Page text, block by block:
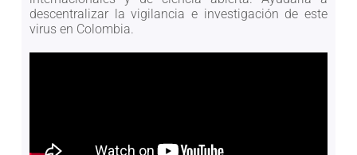
descentralizar la vigilancia e investigación de este
virus en Colombia.